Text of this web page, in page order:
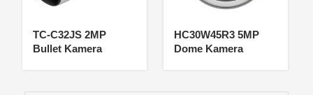
TC-C32JS 2MP
Bullet Kamera
HC30W45R3 5MP
Dome Kamera